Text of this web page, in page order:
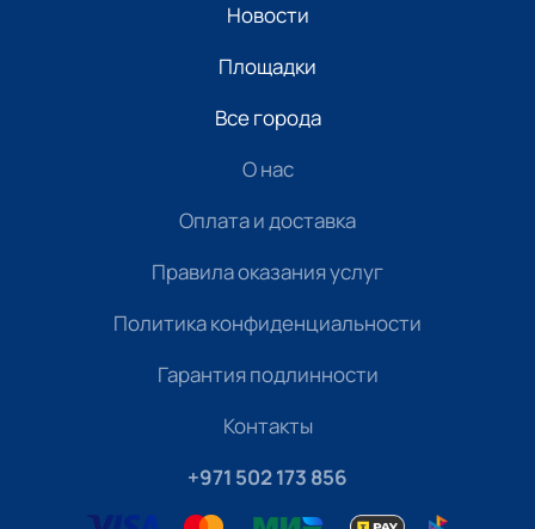
Новости
Площадки
Все города
О нас
Оплата и доставка
Правила оказания услуг
Политика конфиденциальности
Гарантия подлинности
Контакты
+971 502 173 856